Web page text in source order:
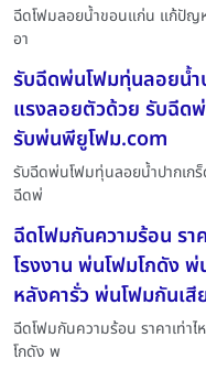
ฉีดโฟมลอยน้ำขอนแก่น แก้ปัญ
อา
รับฉีดพ่นโฟมทุ่นลอยน้ำ
แรงลอยตัวด้วย รับฉีด
รับพ่นพียูโฟม.com
รับฉีดพ่นโฟมทุ่นลอยน้ำปากเก
ฉีดพ่
ฉีดโฟมกันความร้อน รา
โรงงาน พ่นโฟมโกดัง
หลังคารั่ว พ่นโฟมกันเ
ฉีดโฟมกันความร้อน ราคาเท่า
โกดัง พ